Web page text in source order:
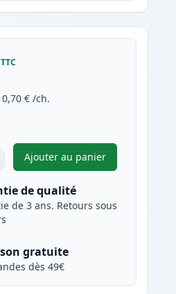
TTC
€ /ch.
pour ajuster
Ajouter au panier
,Pack de 5 Canon PGI-
de qualité
de 3 ans. Retours sous
gratuite
dès 49€